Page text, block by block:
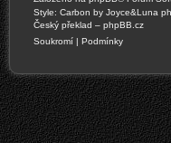
Style: Carbon by Joyce&Luna
Český překlad – phpBB.cz
Soukromí | Podmínky